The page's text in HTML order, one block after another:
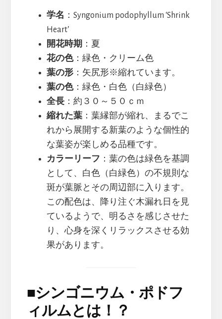
学名 ：Syngonium podophyllum ‘Shrink
Heart’
開花時期 ：夏
花の色：緑色・クリーム色
葉の形：矢尻形※縮れています。
葉の色：緑色・白色（白緑色）
全長：約３０～５０ｃｍ
縮れた葉：葉縁部が縮れ、まるでこ
れから展開する新葉のような個性的
な葉姿が楽しめる品種です。
カラーリーフ ：葉の色は緑色を基調
として、白色（白緑色）の不規則な
斑が葉脈とその周辺部に入ります。
この配色は、降り注ぐ木漏れ日を見
ているようで、明るさを感じさせた
り、心身を深くリラックスさせる効
果があります。
■シンゴニウム・ポドフ
ィルムとは！？